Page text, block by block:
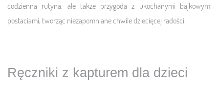
codzienną rutyną, ale także przygodą z ukochanymi bajkowymi
postaciami, tworząc niezapomniane chwile dziecięcej radości.
Ręczniki z kapturem dla dzieci